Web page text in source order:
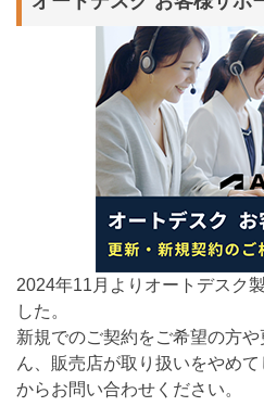
2024年11月よりオートデスク
した。
新規でのご契約をご希望の方
ん、販売店が取り扱いをやめ
からお問い合わせください。